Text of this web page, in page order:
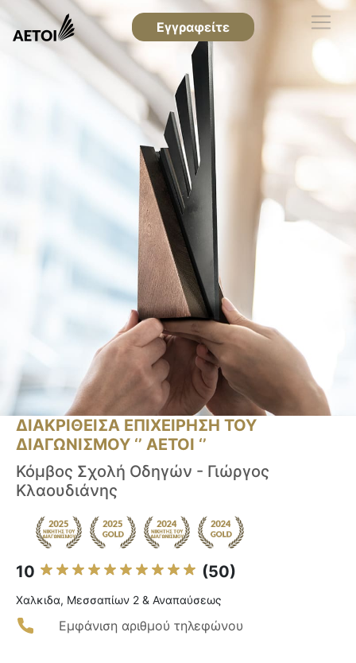
Εγγραφείτε
ΔΙΑΚΡΙΘΕΙΣΑ ΕΠΙΧΕΙΡΗΣΗ ΤΟΥ
ΔΙΑΓΩΝΙΣΜΟΥ ‘’ ΑΕΤΟΙ ‘’
Κόμβος Σχολή Οδηγών - Γιώργος
Κλαουδιάνης
10 (50)
Χαλκιδα, Μεσσαπίων 2 & Αναπαύσεως
Εμφάνιση αριθμού τηλεφώνου